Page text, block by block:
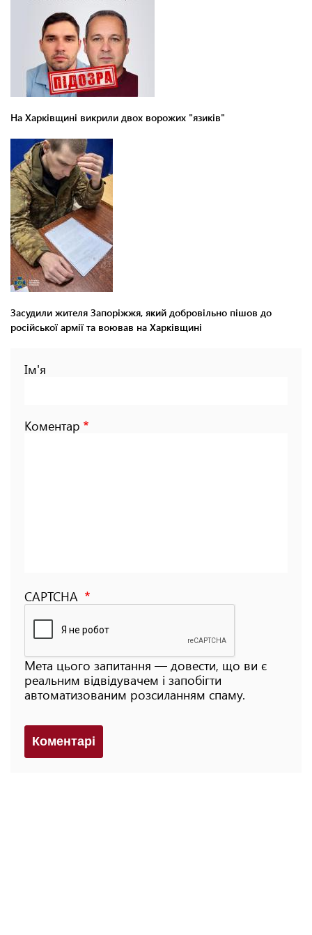
На Харківщині викрили двох ворожих "язиків"
Засудили жителя Запоріжжя, який добровільно пішов до
російської армії та воював на Харківщині
Ім'я
Коментар
CAPTCHA
Мета цього запитання — довести, що ви є
реальним відвідувачем і запобігти
автоматизованим розсиланням спаму.
Коментарi